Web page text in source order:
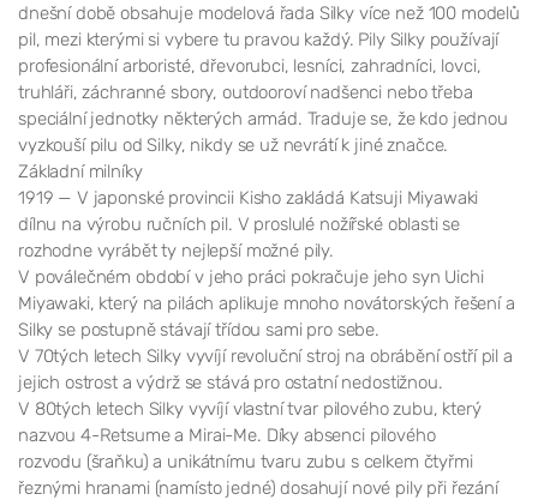
dnešní době obsahuje modelová řada Silky více než 100 modelů
pil, mezi kterými si vybere tu pravou každý. Pily Silky používají
profesionální arboristé, dřevorubci, lesníci, zahradníci, lovci,
truhláři, záchranné sbory, outdooroví nadšenci nebo třeba
speciální jednotky některých armád. Traduje se, že kdo jednou
vyzkouší pilu od Silky, nikdy se už nevrátí k jiné značce.
Základní milníky
1919 — V japonské provincii Kisho zakládá Katsuji Miyawaki
dílnu na výrobu ručních pil. V proslulé nožířské oblasti se
rozhodne vyrábět ty nejlepší možné pily.
V poválečném období v jeho práci pokračuje jeho syn Uichi
Miyawaki, který na pilách aplikuje mnoho novátorských řešení a
Silky se postupně stávají třídou sami pro sebe.
V 70tých letech Silky vyvíjí revoluční stroj na obrábění ostří pil a
jejich ostrost a výdrž se stává pro ostatní nedostižnou.
V 80tých letech Silky vyvíjí vlastní tvar pilového zubu, který
nazvou 4-Retsume a Mirai-Me. Díky absenci pilového
rozvodu (šraňku) a unikátnímu tvaru zubu s celkem čtyřmi
řeznými hranami (namísto jedné) dosahují nové pily při řezání